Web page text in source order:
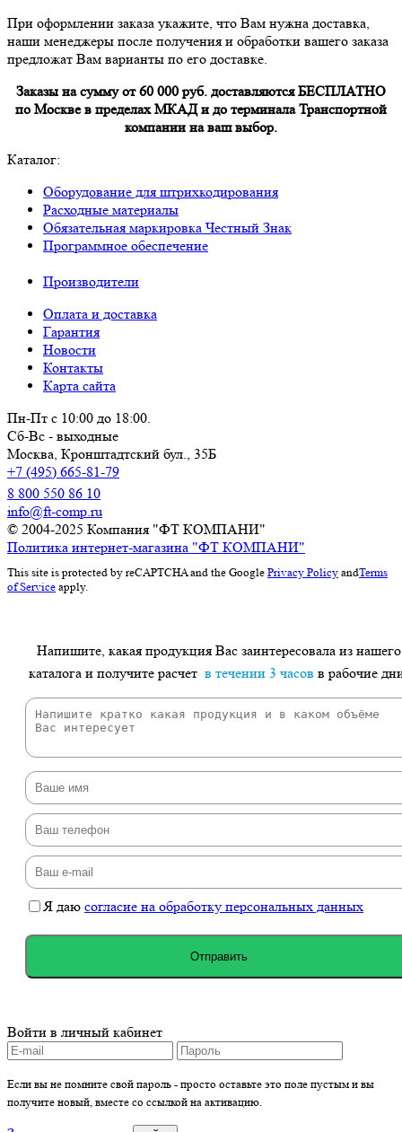
При оформлении заказа укажите, что Вам нужна доставка,
наши менеджеры после получения и обработки вашего заказа
предложат Вам варианты по его доставке.
Заказы на сумму от 60 000 руб. доставляются БЕСПЛАТНО
по Москве в пределах МКАД и до терминала Транспортной
компании на ваш выбор.
Каталог:
Оборудование для штрихкодирования
Расходные материалы
Обязательная маркировка Честный Знак
Программное обеспечение
Производители
Оплата и доставка
Гарантия
Новости
Контакты
Карта сайта
Пн-Пт с 10:00 до 18:00.
Сб-Вс - выходные
Москва, Кронштадтский бул., 35Б
+7 (495) 665-81-79
8 800 550 86 10
info@ft-comp.ru
© 2004-2025 Компания "ФТ КОМПАНИ"
Политика интернет-магазина "ФТ КОМПАНИ"
This site is protected by reCAPTCHA and the Google Privacy Policy andTerms
of Service apply.
Напишите, какая продукция Вас заинтересовала из нашего
каталога и получите расчет в течении 3 часов в рабочие
Я даю согласие на обработку персональных данных
Отправить
Войти в личный кабинет
Если вы не помните свой пароль - просто оставьте это поле пустым и вы
получите новый, вместе со ссылкой на активацию.